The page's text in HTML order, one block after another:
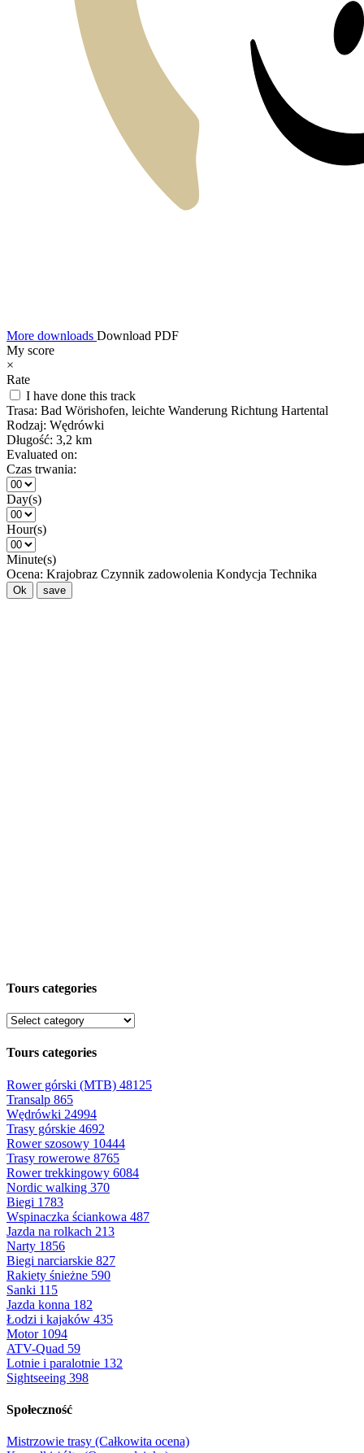
More downloads Download PDF
My score
×
Rate
I have done this track
Trasa: Bad Wörishofen, leichte Wanderung Richtung Hartental
Rodzaj: Wędrówki
Długość: 3,2 km
Evaluated on:
Czas trwania:
Day(s)
Hour(s)
Minute(s)
Ocena: Krajobraz Czynnik zadowolenia Kondycja Technika
Ok save
Tours categories
Tours categories
Rower górski (MTB) 48125
Transalp 865
Wędrówki 24994
Trasy górskie 4692
Rower szosowy 10444
Trasy rowerowe 8765
Rower trekkingowy 6084
Nordic walking 370
Biegi 1783
Wspinaczka ściankowa 487
Jazda na rolkach 213
Narty 1856
Biegi narciarskie 827
Rakiety śnieżne 590
Sanki 115
Jazda konna 182
Łodzi i kajaków 435
Motor 1094
ATV-Quad 59
Lotnie i paralotnie 132
Sightseeing 398
Społeczność
Mistrzowie trasy (Całkowita ocena)